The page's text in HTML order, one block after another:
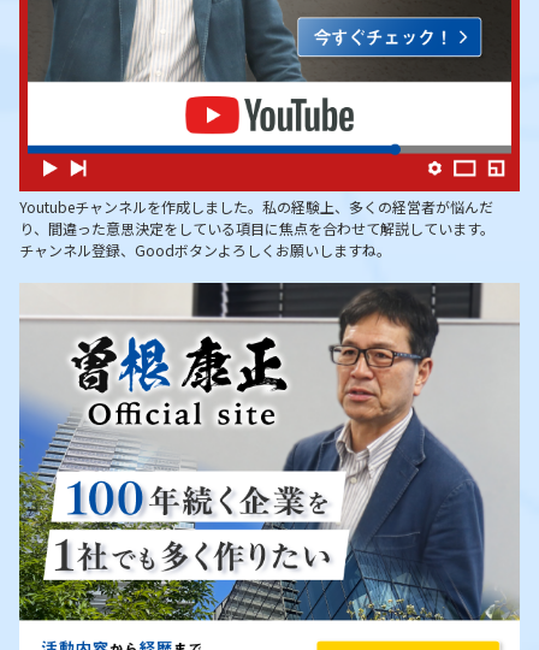
Youtubeチャンネルを作成しました。私の経験上、多くの経営者が悩んだ
り、間違った意思決定をしている項目に焦点を合わせて解説しています。
チャンネル登録、Goodボタンよろしくお願いしますね。